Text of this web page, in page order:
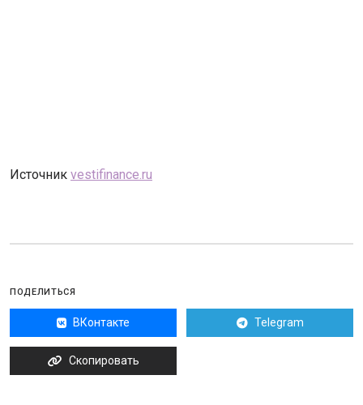
Источник vestifinance.ru
ПОДЕЛИТЬСЯ
ВКонтакте Telegram
Скопировать